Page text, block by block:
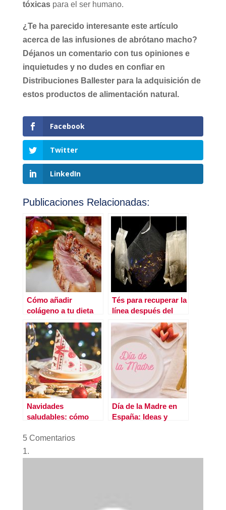
tóxicaspara el ser humano.
¿Te ha parecido interesante este artículo
acerca de las infusiones de abrótano macho?
Déjanos un comentario con tus opiniones e
inquietudes y no dudes en confiar en
Distribuciones Ballester para la adquisición de
estos productos de alimentación natural.
Facebook
Twitter
LinkedIn
Publicaciones Relacionadas:
Cómo añadir
colágeno a tu dieta
Tés para recuperar la
línea después del
confinamiento
Navidades
saludables: cómo
sin excesos
Día de la Madre en
España: Ideas y
5 Comentarios